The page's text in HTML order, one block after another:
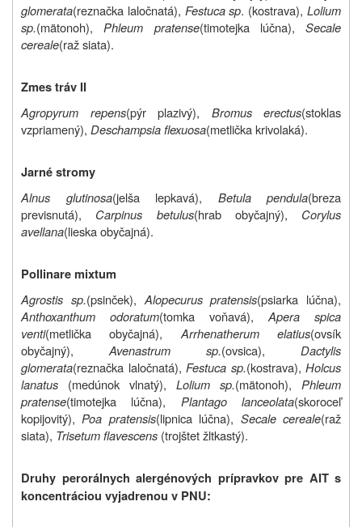
glomerata(reznačka laločnatá), Festuca sp. (kostrava), Lolium
sp.(mätonoh), Phleum pratense(timotejka lúčna),
Secale
cereale(raž siata).
Zmes tráv II
Agropyrum repens(pýr plazivý), Bromus erectus(stoklas
vzpriamený), Deschampsia flexuosa(metlička krivolaká).
Jarné stromy
Alnus glutinosa(jelša lepkavá), Betula pendula(breza
previsnutá),
Carpinus betulus(hrab obyčajný),
Corylus
avellana(lieska obyčajná).
Pollinare mixtum
Agrostis sp.(psinček), Alopecurus pratensis(psiarka lúčna),
Anthoxanthum odoratum(tomka voňavá),
Apera spica
venti(metlička obyčajná), Arrhenatherum elatius(ovsík
obyčajný),
Avenastrum sp.(ovsica),
Dactylis
glomerata(reznačka laločnatá), Festuca sp.(kostrava), Holcus
lanatus
(medúnok vlnatý), Lolium sp.(mätonoh),
Phleum
pratense(timotejka lúčna), Plantago lanceolata(skoroceľ
kopijovitý), Poa pratensis(lipnica lúčna), Secale cereale(raž
siata), Trisetum flavescens (trojštet žltkastý).
Druhy perorálnych alergénových prípravkov pre AIT s
koncentráciou vyjadrenou v PNU: